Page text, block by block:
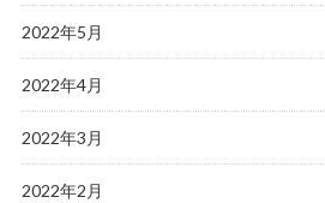
2022年5月
2022年4月
2022年3月
2022年2月